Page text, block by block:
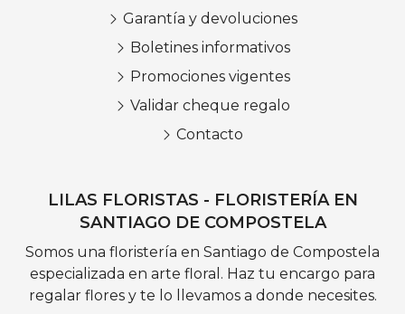
LILAS FLORISTAS - FLORISTERÍA EN
SANTIAGO DE COMPOSTELA
Somos una floristería en Santiago de Compostela
especializada en arte floral. Haz tu encargo para
regalar flores y te lo llevamos a donde necesites.
Garantía y devoluciones
Boletines informativos
Promociones vigentes
Validar cheque regalo
Contacto